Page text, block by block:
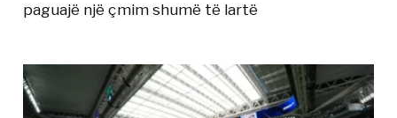
paguajë një çmim shumë të lartë